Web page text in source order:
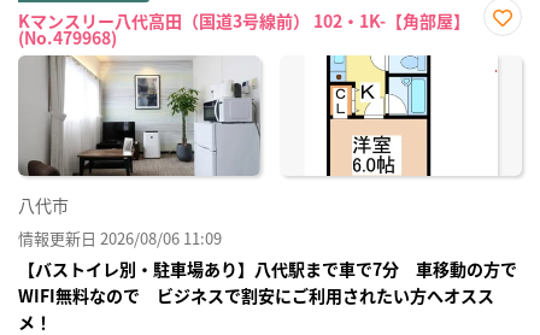
Kマンスリー八代高田（国道3号線前） 102・1K-【角部屋】
(No.479968)
に入
り登
八代市
情報更新日 2026/08/06 11:09
【バストイレ別・駐車場あり】八代駅まで車で7分 車移動の方で
WIFI無料なので ビジネスで割安にご利用されたい方へオスス
メ！